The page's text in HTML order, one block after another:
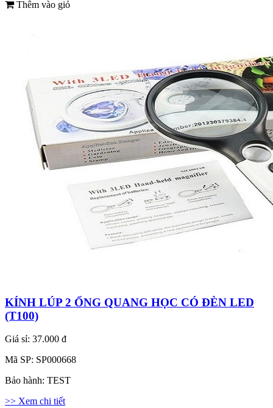
Thêm vào giỏ
KÍNH LÚP 2 ỐNG QUANG HỌC CÓ ĐÈN LED
(T100)
Giá sỉ: 37.000 đ
Mã SP: SP000668
Bảo hành: TEST
>> Xem chi tiết